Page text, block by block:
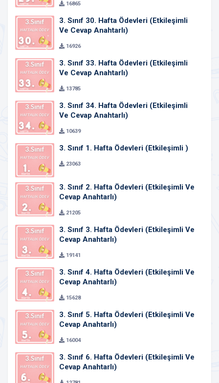
16865
3. Sınıf 30. Hafta Ödevleri (Etkileşimli
Ve Cevap Anahtarlı)
16926
3. Sınıf 33. Hafta Ödevleri (Etkileşimli
Ve Cevap Anahtarlı)
13785
3. Sınıf 34. Hafta Ödevleri (Etkileşimli
Ve Cevap Anahtarlı)
10639
3. Sınıf 1. Hafta Ödevleri (Etkileşimli )
23063
3. Sınıf 2. Hafta Ödevleri (Etkileşimli Ve
Cevap Anahtarlı)
21205
3. Sınıf 3. Hafta Ödevleri (Etkileşimli Ve
Cevap Anahtarlı)
19141
3. Sınıf 4. Hafta Ödevleri (Etkileşimli Ve
Cevap Anahtarlı)
15628
3. Sınıf 5. Hafta Ödevleri (Etkileşimli Ve
Cevap Anahtarlı)
16004
3. Sınıf 6. Hafta Ödevleri (Etkileşimli Ve
Cevap Anahtarlı)